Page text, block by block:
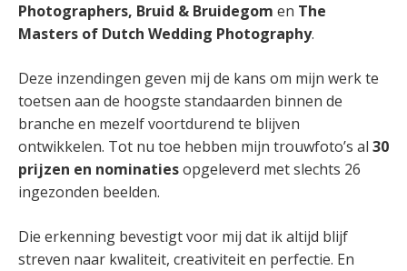
Photographers, Bruid & Bruidegom en The
Masters of Dutch Wedding Photography.
Deze inzendingen geven mij de kans om mijn werk te
toetsen aan de hoogste standaarden binnen de
branche en mezelf voortdurend te blijven
ontwikkelen. Tot nu toe hebben mijn trouwfoto’s al 30
prijzen en nominatiesopgeleverd met slechts 26
ingezonden beelden.
Die erkenning bevestigt voor mij dat ik altijd blijf
streven naar kwaliteit, creativiteit en perfectie. En